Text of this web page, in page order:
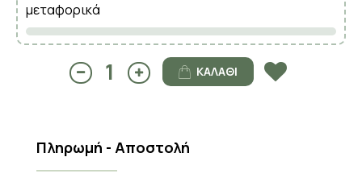
μεταφορικά
ΚΑΛΆΘΙ
Πληρωμή - Αποστολή